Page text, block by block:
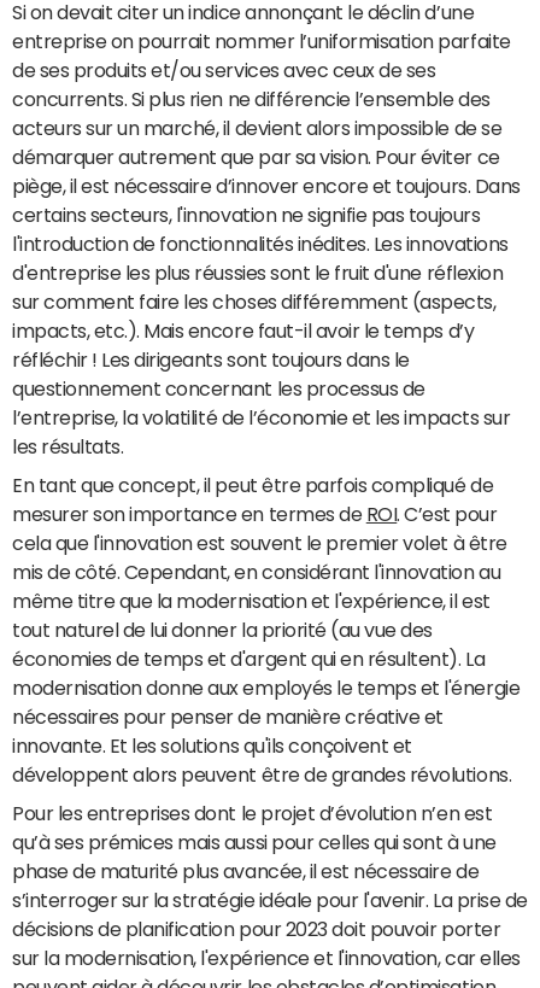
Si on devait citer un indice annonçant le déclin d’une
entreprise on pourrait nommer l’uniformisation parfaite
de ses produits et/ou services avec ceux de ses
concurrents. Si plus rien ne différencie l’ensemble des
acteurs sur un marché, il devient alors impossible de se
démarquer autrement que par sa vision. Pour éviter ce
piège, il est nécessaire d’innover encore et toujours. Dans
certains secteurs, l'innovation ne signifie pas toujours
l'introduction de fonctionnalités inédites. Les innovations
d'entreprise les plus réussies sont le fruit d'une réflexion
sur comment faire les choses différemment (aspects,
impacts, etc.). Mais encore faut-il avoir le temps d’y
réfléchir ! Les dirigeants sont toujours dans le
questionnement concernant les processus de
l’entreprise, la volatilité de l’économie et les impacts sur
les résultats.
En tant que concept, il peut être parfois compliqué de
mesurer son importance en termes de ROI. C’est pour
cela que l'innovation est souvent le premier volet à être
mis de côté. Cependant, en considérant l'innovation au
même titre que la modernisation et l'expérience, il est
tout naturel de lui donner la priorité (au vue des
économies de temps et d'argent qui en résultent). La
modernisation donne aux employés le temps et l'énergie
nécessaires pour penser de manière créative et
innovante. Et les solutions qu'ils conçoivent et
développent alors peuvent être de grandes révolutions.
Pour les entreprises dont le projet d’évolution n’en est
qu’à ses prémices mais aussi pour celles qui sont à une
phase de maturité plus avancée, il est nécessaire de
s’interroger sur la stratégie idéale pour l'avenir. La prise de
décisions de planification pour 2023 doit pouvoir porter
sur la modernisation, l'expérience et l'innovation, car elles